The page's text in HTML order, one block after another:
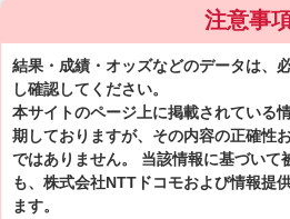
注意事
結果・成績・オッズなどのデータは、
し確認してください。
本サイトのページ上に掲載されている
期しておりますが、その内容の正確性
ではありません。 当該情報に基づいて
も、株式会社NTTドコモおよび情報提
ます。